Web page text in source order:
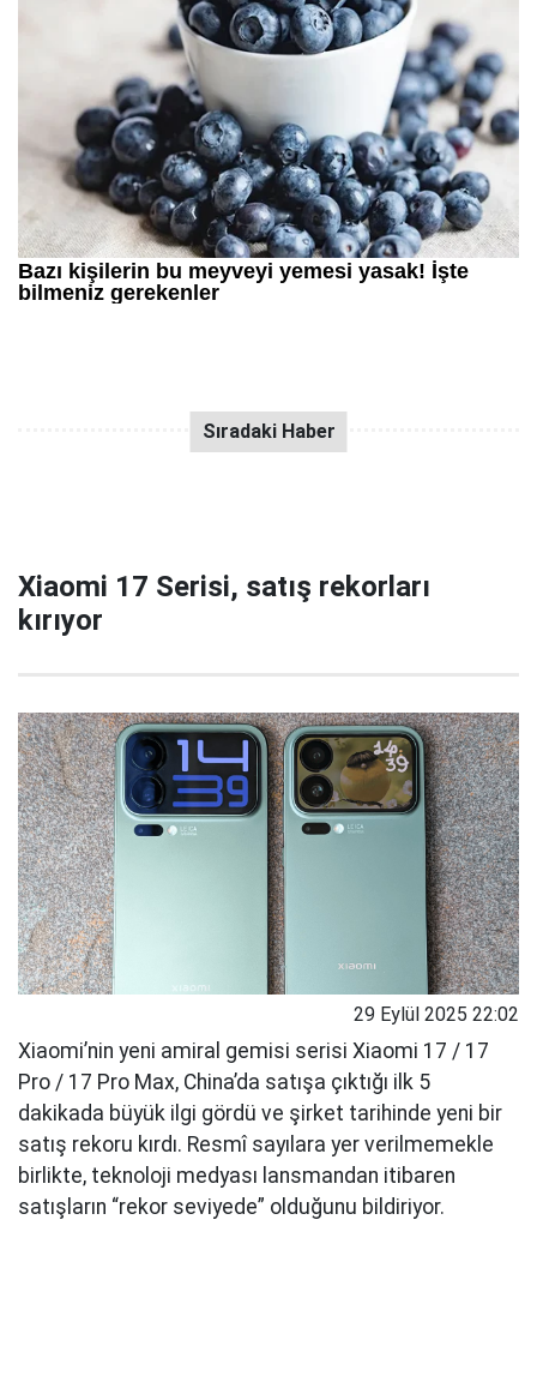
Xiaomi 17 Serisi, satış rekorları
kırıyor
29 Eylül 2025 22:02
Xiaomi’nin yeni amiral gemisi serisi Xiaomi 17 / 17
Pro / 17 Pro Max, China’da satışa çıktığı ilk 5
dakikada büyük ilgi gördü ve şirket tarihinde yeni bir
satış rekoru kırdı. Resmî sayılara yer verilmemekle
birlikte, teknoloji medyası lansmandan itibaren
satışların “rekor seviyede” olduğunu bildiriyor.